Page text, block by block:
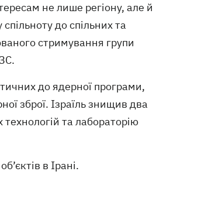
не лише регіону, але й
до спільних та
стримування групи
до ядерної програми,
зброї. Ізраїль знищив два
та лабораторію
в Ірані.